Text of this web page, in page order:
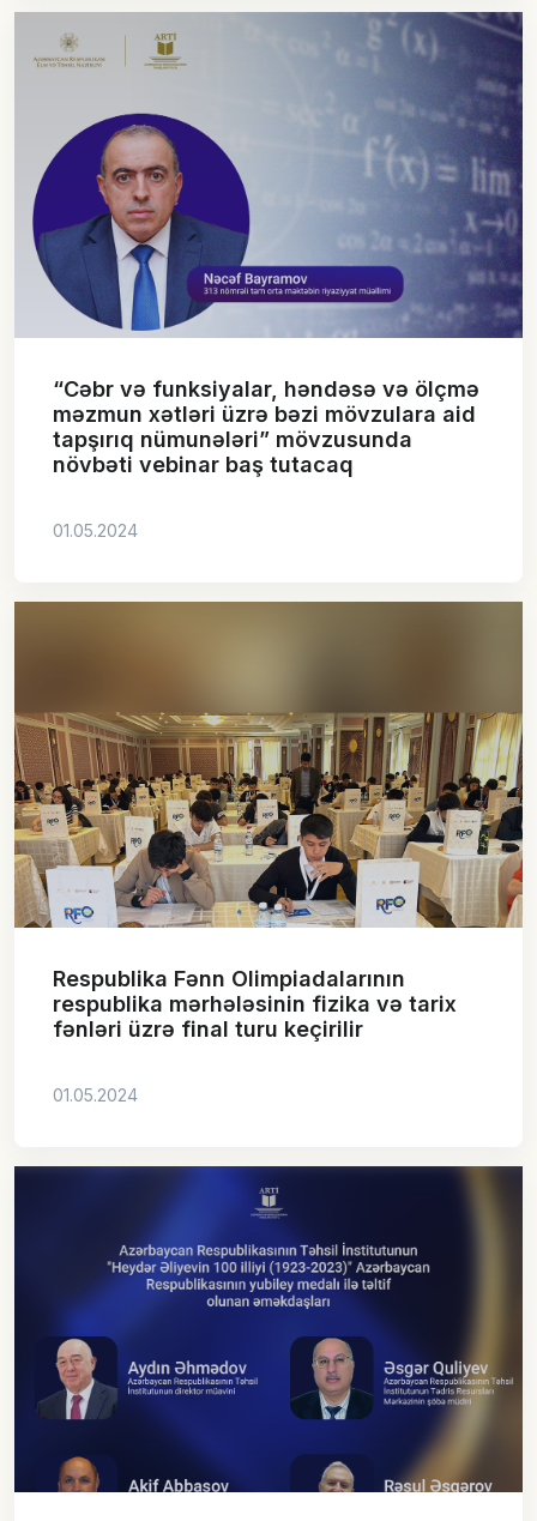
“Cəbr və funksiyalar, həndəsə və ölçmə
məzmun xətləri üzrə bəzi mövzulara aid
tapşırıq nümunələri” mövzusunda
növbəti vebinar baş tutacaq
01.05.2024
Respublika Fənn Olimpiadalarının
respublika mərhələsinin fizika və tarix
fənləri üzrə final turu keçirilir
01.05.2024